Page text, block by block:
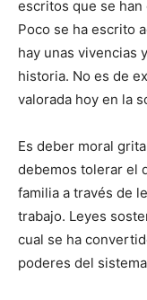
escritos que se han
Poco se ha escrito
hay unas vivencias
historia. No es de
valorada hoy en la
Es deber moral
debemos tolerar el
familia a través de
trabajo. Leyes
cual se ha
poderes del